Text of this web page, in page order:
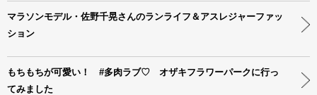
マラソンモデル・佐野千晃さんのランライフ＆アスレジャーファッ
ション
もちもちが可愛い！ #多肉ラブ♡ オザキフラワーパークに行っ
てみました